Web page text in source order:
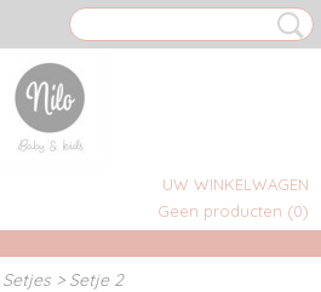
UW WINKELWAGEN
Geen producten (0)
Setjes > Setje 2